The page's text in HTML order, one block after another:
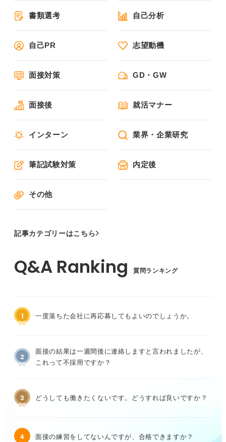
書類選考 自己分析
自己PR 志望動機
面接対策 GD・GW
面接後 就活マナー
インターン 業界・企業研究
筆記試験対策 内定後
その他
記事カテゴリーはこちら
質問ランキング
1 一度落ちた会社に再応募してもよいのでしょうか。
2
面接の結果は一週間後に連絡しますと言われましたが、
これって不採用ですか？
3 どうしても働きたくないです。どうすれば良いですか？
4 面接の練習をしてないんですが、合格できますか？